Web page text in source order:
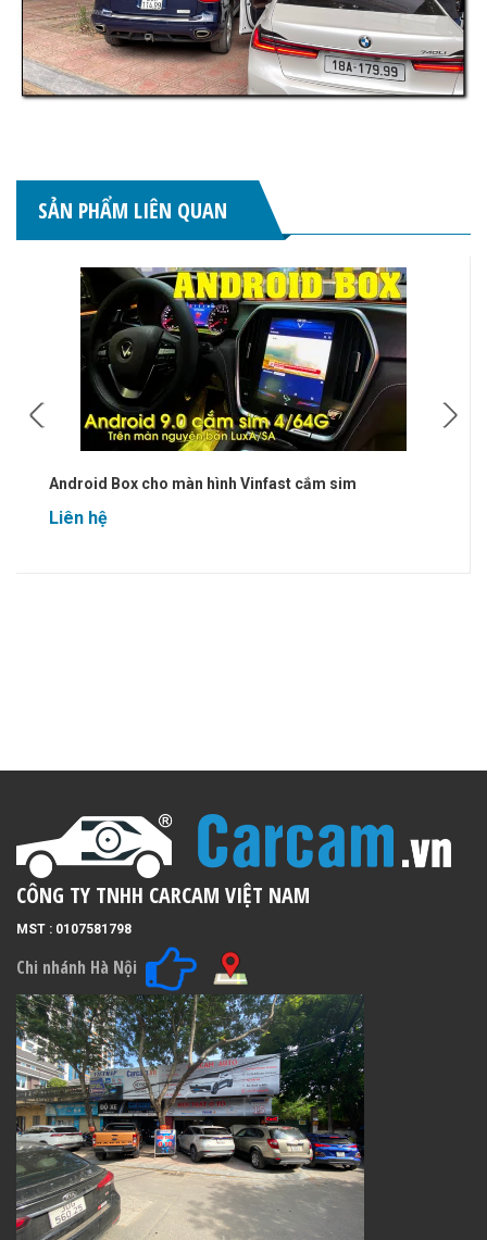
SẢN PHẨM LIÊN QUAN
Android Box cho màn hình Vinfast cắm sim
Liên hệ
CÔNG TY TNHH CARCAM VIỆT NAM
MST : 0107581798
Chi nhánh Hà Nội